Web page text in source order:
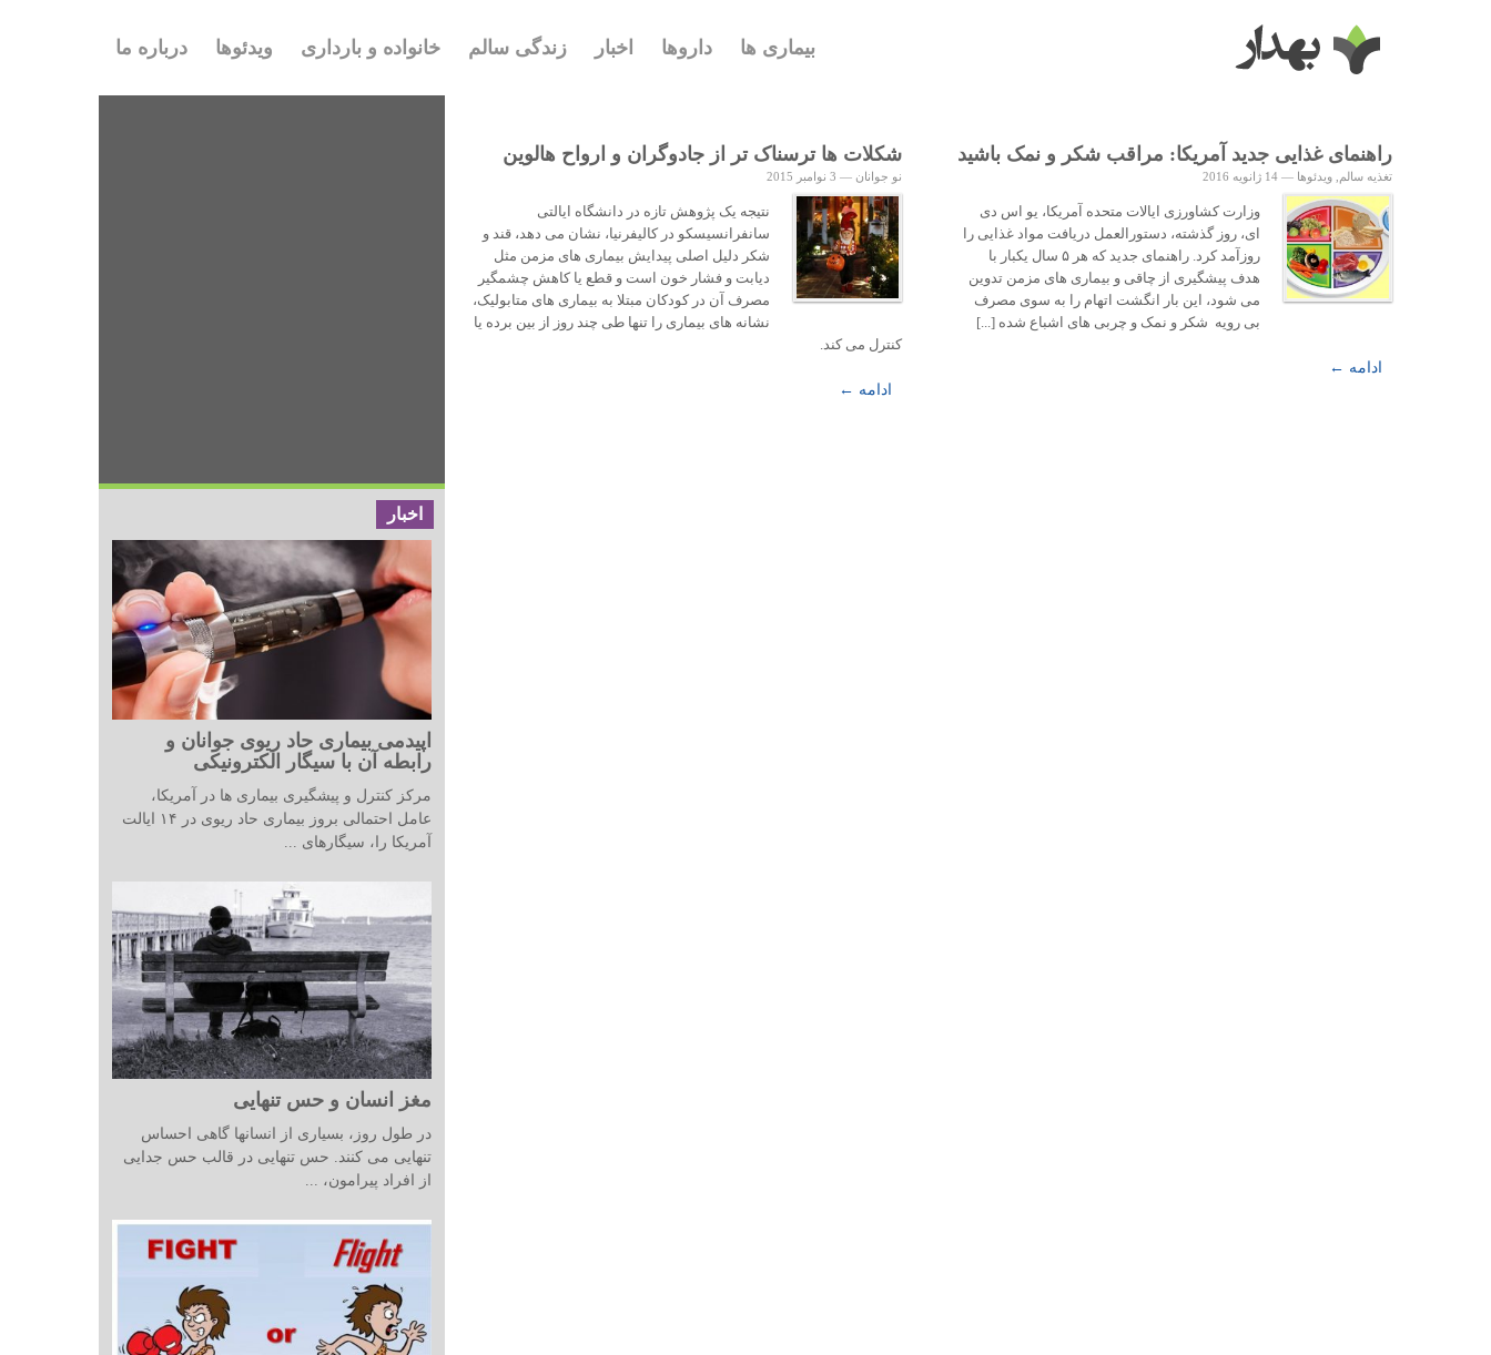
بیماری ها داروها اخبار زندگی سالم خانواده و بارداری ویدئوها درباره ما
راهنمای غذایی جدید آمریکا: مراقب شکر و نمک باشید
تغذیه سالم ویدئوها — 14 ژانویه 2016
وزارت کشاورزی ایالات متحده آمریکا، یو اس دی
ای، روز گذشته، دستورالعمل دریافت مواد غذایی را
روزآمد کرد. راهنمای جدید که هر ۵ سال یکبار با
هدف پیشگیری از چاقی و بیماری های مزمن تدوین
می شود، این بار انگشت اتهام را به سوی مصرف
بی رویه شکر و نمک و چربی های اشباع شده [...]
ادامه ←
شکلات ها ترسناک تر از جادوگران و ارواح هالوین
نو جوانان — 3 نوامبر 2015
نتیجه یک پژوهش تازه در دانشگاه ایالتی
سانفرانسیسکو در کالیفرنیا، نشان می دهد، قند و
شکر دلیل اصلی پیدایش بیماری های مزمن مثل
دیابت و فشار خون است و قطع یا کاهش چشمگیر
مصرف آن در کودکان مبتلا به بیماری های متابولیک،
نشانه های بیماری را تنها طی چند روز از بین برده یا
کنترل می کند.
ادامه ←
اخبار
اپیدمی بیماری حاد ریوی جوانان و
رابطه آن با سیگار الکترونیکی
مرکز کنترل و پیشگیری بیماری ها در آمریکا،
عامل احتمالی بروز بیماری حاد ریوی در ۱۴ ایالت
آمریکا را، سیگارهای ...
مغز انسان و حس تنهایی
در طول روز، بسیاری از انسانها گاهی احساس
تنهایی می کنند. حس تنهایی در قالب حس جدایی
از افراد پیرامون، ...